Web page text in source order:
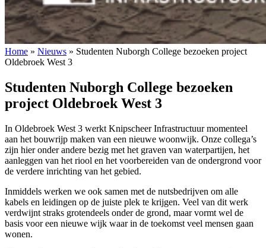
Home » Nieuws » Studenten Nuborgh College bezoeken project
Oldebroek West 3
Studenten Nuborgh College bezoeken
project Oldebroek West 3
In Oldebroek West 3 werkt Knipscheer Infrastructuur momenteel
aan het bouwrijp maken van een nieuwe woonwijk. Onze collega’s
zijn hier onder andere bezig met het graven van waterpartijen, het
aanleggen van het riool en het voorbereiden van de ondergrond voor
de verdere inrichting van het gebied.
Inmiddels werken we ook samen met de nutsbedrijven om alle
kabels en leidingen op de juiste plek te krijgen. Veel van dit werk
verdwijnt straks grotendeels onder de grond, maar vormt wel de
basis voor een nieuwe wijk waar in de toekomst veel mensen gaan
wonen.